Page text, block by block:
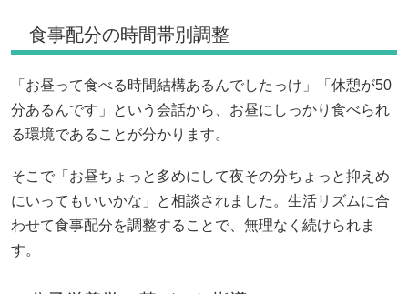
食事配分の時間帯別調整
「お昼って食べる時間結構あるんでしたっけ」「休憩が50
分あるんです」という会話から、お昼にしっかり食べられ
る環境であることが分かります。
そこで「お昼ちょっと多めにして夜その分ちょっと抑えめ
にいってもいいかな」と相談されました。生活リズムに合
わせて食事配分を調整することで、無理なく続けられま
す。